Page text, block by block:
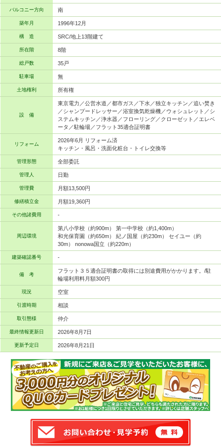
バルコニー方向 南
築年月 1996年12月
構 造 SRC/地上13階建て
所在階 8階
総戸数 35戸
駐車場 無
土地権利 所有権
設 備
東京電力／公営水道／都市ガス／下水／独立キッチン／追い焚き
／シャンプードレッサー／浴室換気乾燥機／ウォシュレット／シ
ステムキッチン／浄水器／フローリング／クローゼット／エレベ
ータ／駐輪場／フラット35適合証明書
リフォーム
2026年6月 リフォーム済
キッチン・風呂・洗面化粧台・トイレ交換等
管理形態 全部委託
管理人 日勤
管理費 月額13,500円
修繕積立金 月額19,360円
その他諸費用 -
周辺環境
第八小学校（約900m） 第一中学校（約1,400m）
和光保育園（約650m） 紀ノ国屋（約230m） セイユー（約
30m） nonowa国立（約220m）
建築確認番号 -
備 考
フラット３５適合証明書の取得には別途費用がかかります。/駐
輪場利用料月額300円
現況 空室
引渡時期 相談
取引態様 仲介
最終情報更新日 2026年8月7日
更新予定日 2026年8月21日